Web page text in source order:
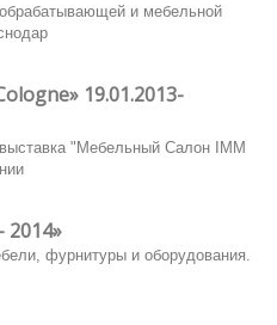
и мебельной
19.01.2013-
"Мебельный Салон IMM
2014»
фурнитуры и оборудования.